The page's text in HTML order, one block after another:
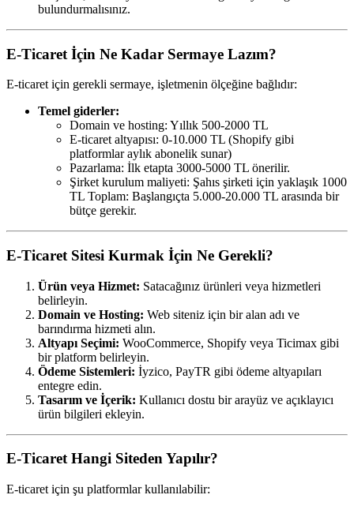
bulundurmalısınız.
E-Ticaret İçin Ne Kadar Sermaye Lazım?
E-ticaret için gerekli sermaye, işletmenin ölçeğine bağlıdır:
Temel giderler:
Domain ve hosting: Yıllık 500-2000 TL
E-ticaret altyapısı: 0-10.000 TL (Shopify gibi
platformlar aylık abonelik sunar)
Pazarlama: İlk etapta 3000-5000 TL önerilir.
Şirket kurulum maliyeti: Şahıs şirketi için yaklaşık 1000
TL Toplam: Başlangıçta 5.000-20.000 TL arasında bir
bütçe gerekir.
E-Ticaret Sitesi Kurmak İçin Ne Gerekli?
Ürün veya Hizmet: Satacağınız ürünleri veya hizmetleri
belirleyin.
Domain ve Hosting: Web siteniz için bir alan adı ve
barındırma hizmeti alın.
Altyapı Seçimi: WooCommerce, Shopify veya Ticimax gibi
bir platform belirleyin.
Ödeme Sistemleri: İyzico, PayTR gibi ödeme altyapıları
entegre edin.
Tasarım ve İçerik: Kullanıcı dostu bir arayüz ve açıklayıcı
ürün bilgileri ekleyin.
E-Ticaret Hangi Siteden Yapılır?
E-ticaret için şu platformlar kullanılabilir: